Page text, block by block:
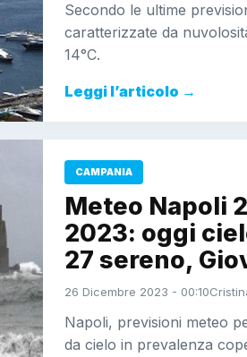
Secondo le ultime
caratterizzate da
14°C.
Leggi l’articolo →
CAMPANIA
Meteo Napoli
2023: oggi
27 sereno,
26 Dicembre 2023 - 00:10
Napoli, previsioni meteo
da cielo in prevalenza